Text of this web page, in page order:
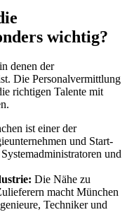
wichtig?
denen der
Die Personalvermittlung
richtigen Talente mit
ist einer der
und Start-
und
Die Nähe zu
macht München
Techniker und